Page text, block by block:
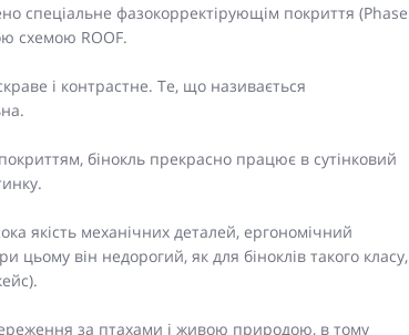
спеціальне фазокорректірующім покриття (Phase
схемою ROOF.
і контрастне. Те, що називається
бінокль прекрасно працює в сутінковий
якість механічних деталей, ергономічний
цьому він недорогий, як для біноклів такого класу,
за птахами і живою природою, в тому